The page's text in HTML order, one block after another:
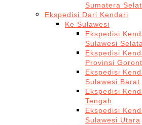
Sumatera
Ekspedisi Dari Kendari
Ke Sulawesi
Ekspedisi
Sulawesi
Ekspedisi
Provinsi
Ekspedisi
Sulawesi Barat
Ekspedisi
Tengah
Ekspedisi
Sulawesi Utara